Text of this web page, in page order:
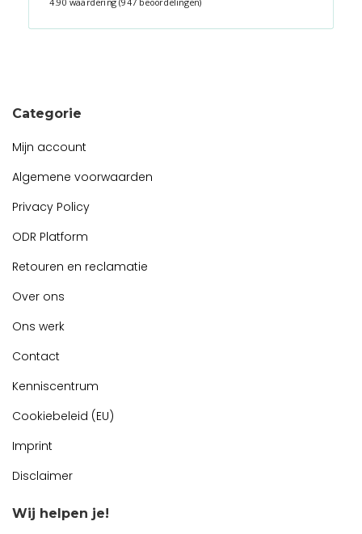
Categorie
Mijn account
Algemene voorwaarden
Privacy Policy
ODR Platform
Retouren en reclamatie
Over ons
Ons werk
Contact
Kenniscentrum
Cookiebeleid (EU)
Imprint
Disclaimer
Wij helpen je!